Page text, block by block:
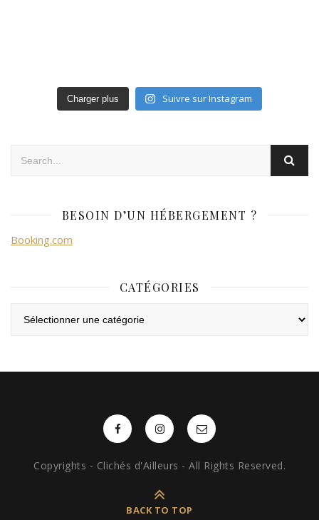
Charger plus Suivre sur Instagram
BESOIN D’UN HÉBERGEMENT ?
Booking.com
CATÉGORIES
Copyrights - Clichés d'Ailleurs - All Rights Reserved.
BACK TO TOP